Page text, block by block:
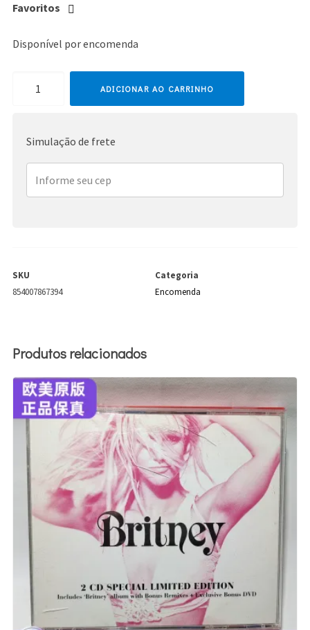
Favoritos
Disponível por encomenda
ADICIONAR AO CARRINHO
Simulação de frete
SKU
854007867394
Categoria
Encomenda
Produtos relacionados